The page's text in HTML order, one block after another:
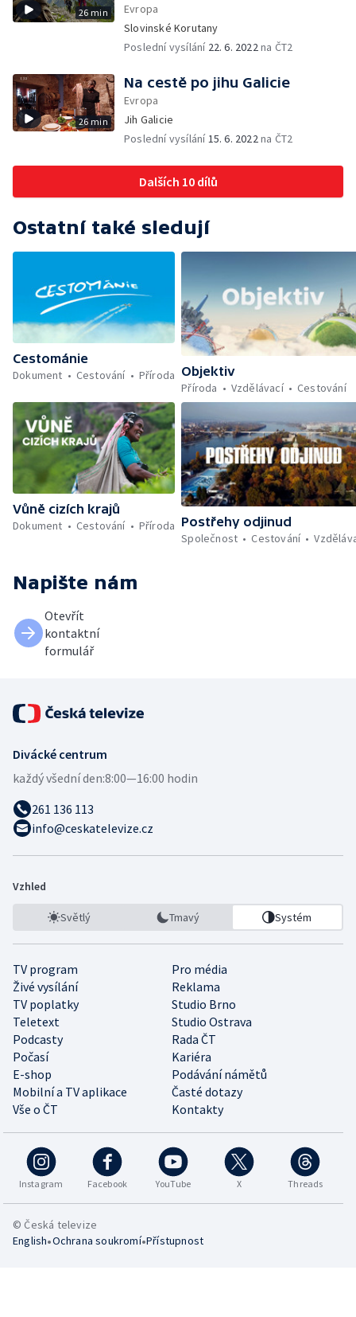
26 min
Evropa
Slovinské Korutany
Poslední vysílání 22. 6. 2022na ČT2
26 min
Na cestě po jihu Galicie
Evropa
Jih Galicie
Poslední vysílání15. 6. 2022na ČT2
Dalších 10 dílů
Ostatní také sledují
Cestománie
Dokument
Cestování Příroda Objektiv
Příroda
Vzdělávací Cestování
Vůně cizích krajů
Dokument
Cestování Příroda Postřehy odjinud
Společnost
Cestování
Napište nám
Otevřít
kontaktní
formulář
Divácké centrum
každý všední den:8:00—16:00 hodin
261 136 113
info@ceskatelevize.cz
Vzhled
Světlý Tmavý Systém
TV program
Pro média
Živé vysílání
Reklama
TV poplatky
Studio Brno
Teletext
Studio Ostrava
Podcasty
Rada ČT
Počasí
Kariéra
E-shop
Podávání námětů
Mobilní a TV aplikace
Časté dotazy
Vše o ČT
Kontakty
Instagram Facebook YouTube X Threads
© Česká televize
English•Ochrana soukromí•Přístupnost